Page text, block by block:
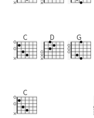
C D G
C